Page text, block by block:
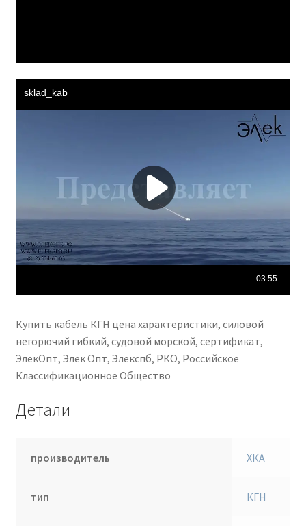
Купить кабель КГН цена характеристики, силовой
негорючий гибкий, судовой морской, сертификат,
ЭлекОпт, Элек Опт, Элекспб, РКО, Российское
Классификационное Общество
Детали
производитель ХКА
тип КГН